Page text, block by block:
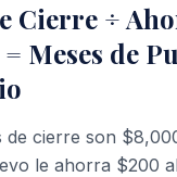
Cierre ÷
Meses de
de cierre son
le ahorra $200